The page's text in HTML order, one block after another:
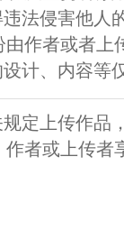
法侵害他人
作者或者上
计、内容等
定上传作品
者或上传者